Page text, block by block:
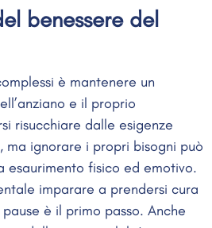
benessere del
è mantenere un
e il proprio
risucchiare dalle esigenze
ma ignorare i propri bisogni può
esaurimento fisico ed emotivo.
imparare a prendersi cura
è il primo passo. Anche